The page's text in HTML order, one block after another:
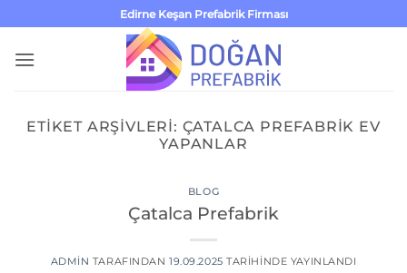
atla
Edirne Keşan Prefabrik Firması
ETIKET ARŞIVLERI: ÇATALCA PREFABRIK EV
YAPANLAR
BLOG
Çatalca Prefabrik
ADMIN TARAFINDAN 19.09.2025 TARIHINDE YAYINLANDI